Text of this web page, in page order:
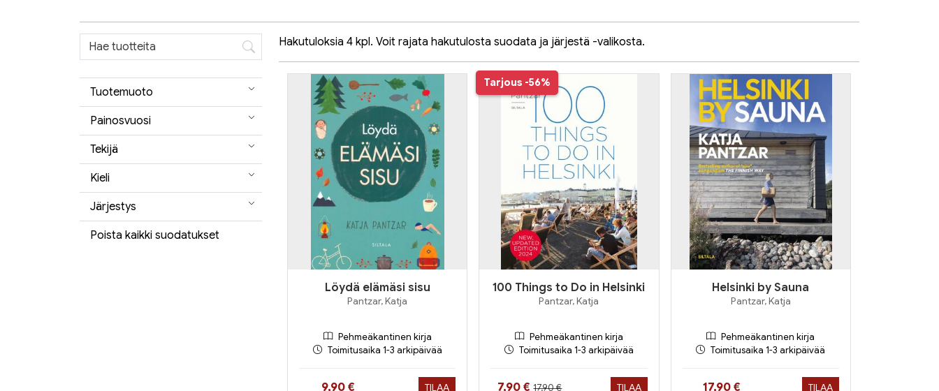
Tuotemuoto
Painosvuosi
Tekijä
Kieli
Järjestys
Poista kaikki suodatukset
Hakutuloksia 4 kpl. Voit rajata hakutulosta suodata ja järjestä -valikosta.
Löydä elämäsi sisu
Pantzar, Katja
Pehmeäkantinen kirja
Toimitusaika 1-3 arkipäivää
Hinta nyt
9,90 € TILAA
Tarjous -56%
100 Things to Do in Helsinki
Pantzar, Katja
Pehmeäkantinen kirja
Toimitusaika 1-3 arkipäivää
Hinta nyt
7,90 €Hinta aiemmin
17,90 € TILAA
Helsinki by Sauna
Pantzar, Katja
Pehmeäkantinen kirja
Toimitusaika 1-3 arkipäivää
Hinta nyt
17,90 € TILAA